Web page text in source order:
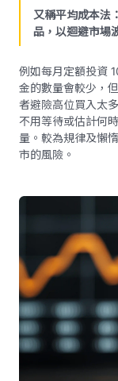
又稱平均成本法
品，以迴避市場
例如每月定額投資
金的數量會較少，
者避險高位買入太
不用等待或估計何
量。較為規律及懶
市的風險。